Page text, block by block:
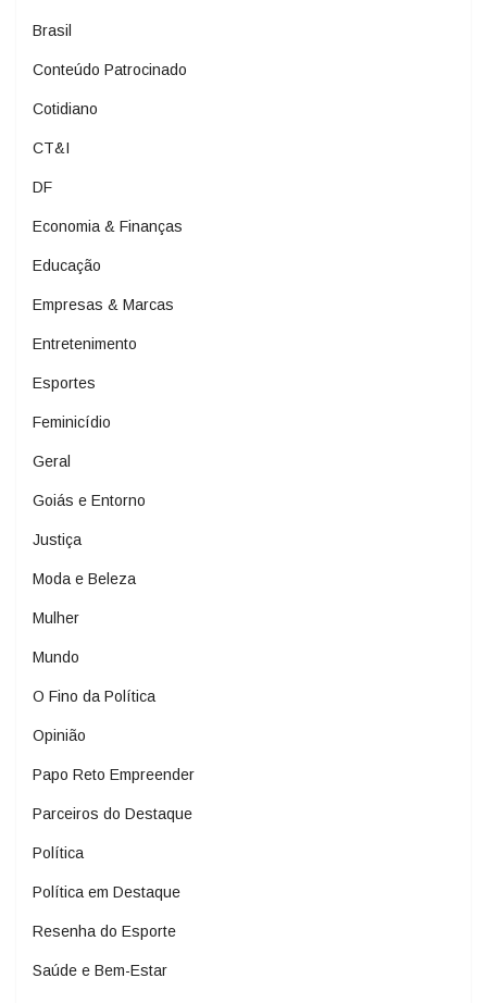
Brasil
Conteúdo Patrocinado
Cotidiano
CT&I
DF
Economia & Finanças
Educação
Empresas & Marcas
Entretenimento
Esportes
Feminicídio
Geral
Goiás e Entorno
Justiça
Moda e Beleza
Mulher
Mundo
O Fino da Política
Opinião
Papo Reto Empreender
Parceiros do Destaque
Política
Política em Destaque
Resenha do Esporte
Saúde e Bem-Estar